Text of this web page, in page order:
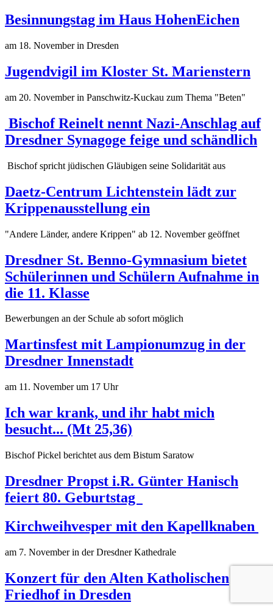
Besinnungstag im Haus HohenEichen
am 18. November in Dresden
Jugendvigil im Kloster St. Marienstern
am 20. November in Panschwitz-Kuckau zum Thema "Beten"
Bischof Reinelt nennt Nazi-Anschlag auf
Dresdner Synagoge feige und schändlich
Bischof spricht jüdischen Gläubigen seine Solidarität aus
Daetz-Centrum Lichtenstein lädt zur
Krippenausstellung ein
"Andere Länder, andere Krippen" ab 12. November geöffnet
Dresdner St. Benno-Gymnasium bietet
Schülerinnen und Schülern Aufnahme in
die 11. Klasse
Bewerbungen an der Schule ab sofort möglich
Martinsfest mit Lampionumzug in der
Dresdner Innenstadt
am 11. November um 17 Uhr
Ich war krank, und ihr habt mich
besucht... (Mt 25,36)
Bischof Pickel berichtet aus dem Bistum Saratow
Dresdner Propst i.R. Günter Hanisch
feiert 80. Geburtstag
Kirchweihvesper mit den Kapellknaben
am 7. November in der Dresdner Kathedrale
Konzert für den Alten Katholischen
Friedhof in Dresden